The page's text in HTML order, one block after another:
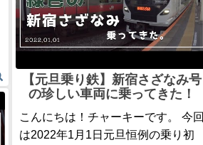
【元旦乗り鉄】新宿さざなみ号
の珍しい車両に乗ってきた！
こんにちは！チャーキーです。 今回
は2022年1月1日元旦恒例の乗り初